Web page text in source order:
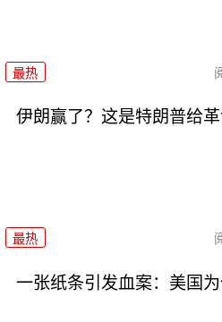
最热
伊朗赢了？这是特朗普给
最热
一张纸条引发血案：美国为